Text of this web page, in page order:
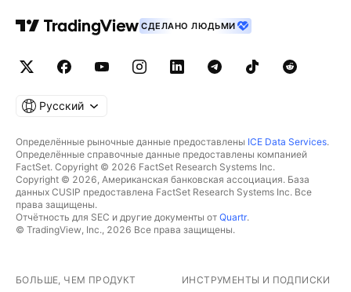
СДЕЛАНО ЛЮДЬМИ
Русский
Определённые рыночные данные предоставлены ICE Data Services.
Определённые справочные данные предоставлены компанией
FactSet. Copyright © 2026 FactSet Research Systems Inc.
Copyright © 2026, Американская банковская ассоциация. База
данных CUSIP предоставлена FactSet Research Systems Inc. Все
права защищены.
Отчётность для SEC и другие документы от Quartr.
© TradingView, Inc., 2026 Все права защищены.
БОЛЬШЕ, ЧЕМ ПРОДУКТ ИНСТРУМЕНТЫ И ПОДПИСКИ